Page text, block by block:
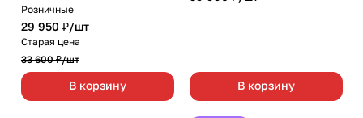
Розничные
29 950 ₽/шт
Старая цена
33 600 ₽/шт
В корзину В корзину